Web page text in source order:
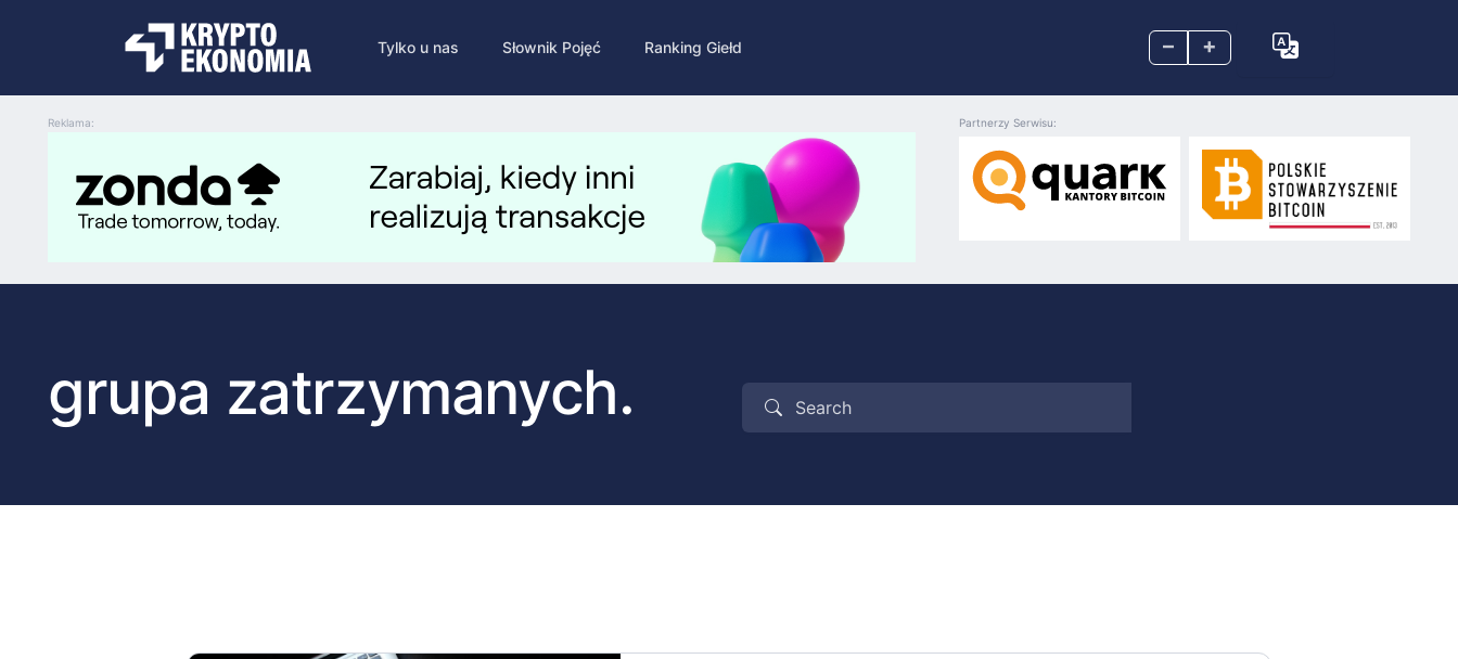
– +
Tylko u nas Słownik Pojęć Ranking Giełd
Reklama: Partnerzy Serwisu:
grupa zatrzymanych.